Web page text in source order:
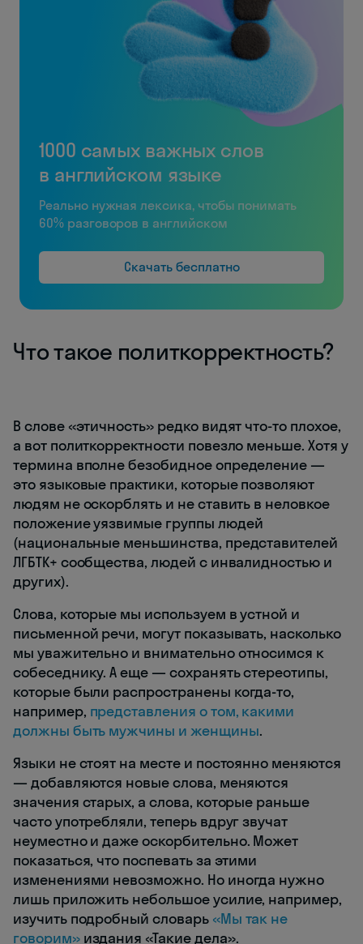
1000 самых важных слов
в английском языке
Реально нужная лексика, чтобы понимать
60% разговоров в английском
Скачать бесплатно
Что такое политкорректность?
В слове «этичность» редко видят что-то плохое,
а вот политкорректности повезло меньше. Хотя у
термина вполне безобидное определение —
это языковые практики, которые позволяют
людям не оскорблять и не ставить в неловкое
положение уязвимые группы людей
(национальные меньшинства, представителей
ЛГБТК+ сообщества, людей с инвалидностью и
других).
Слова, которые мы используем в устной и
письменной речи, могут показывать, насколько
мы уважительно и внимательно относимся к
собеседнику. А еще — сохранять стереотипы,
которые были распространены когда-то,
например, представления о том, какими
должны быть мужчины и женщины.
Языки не стоят на месте и постоянно меняются
— добавляются новые слова, меняются
значения старых, а слова, которые раньше
часто употребляли, теперь вдруг звучат
неуместно и даже оскорбительно. Может
показаться, что поспевать за этими
изменениями невозможно. Но иногда нужно
лишь приложить небольшое усилие, например,
изучить подробный словарь «Мы так не
говорим»издания «Такие дела».